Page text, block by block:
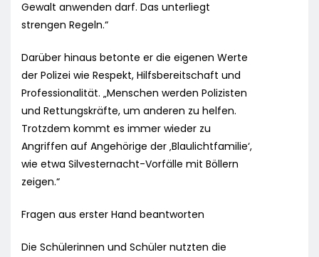
Gewalt anwenden darf. Das unterliegt
strengen Regeln.“
Darüber hinaus betonte er die eigenen Werte
der Polizei wie Respekt, Hilfsbereitschaft und
Professionalität. „Menschen werden Polizisten
und Rettungskräfte, um anderen zu helfen.
Trotzdem kommt es immer wieder zu
Angriffen auf Angehörige der ‚Blaulichtfamilie‘,
wie etwa Silvesternacht-Vorfälle mit Böllern
zeigen.“
Fragen aus erster Hand beantworten
Die Schülerinnen und Schüler nutzten die